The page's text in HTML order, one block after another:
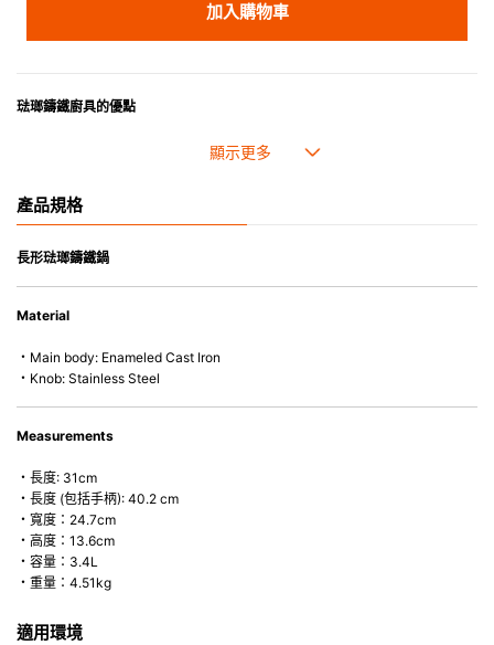
加入購物車
琺瑯鑄鐵廚具的優點
• 琺瑯鑄鐵傳熱性均勻，不會產生過熱點。
• 重身的鍋蓋能有助防止蒸氣溜走,易於 保持食物的原汁原味。
• 琺瑯抗酸鹼，不會殘留氣味，安全衛生。
產品規格
長形琺瑯鑄鐵鍋
Material
・Main body: Enameled Cast Iron
・Knob: Stainless Steel
Measurements
・長度: 31cm
・長度 (包括手柄): 40.2 cm
・寬度：24.7cm
・高度：13.6cm
・容量：3.4L
・重量：4.51kg
適用環境